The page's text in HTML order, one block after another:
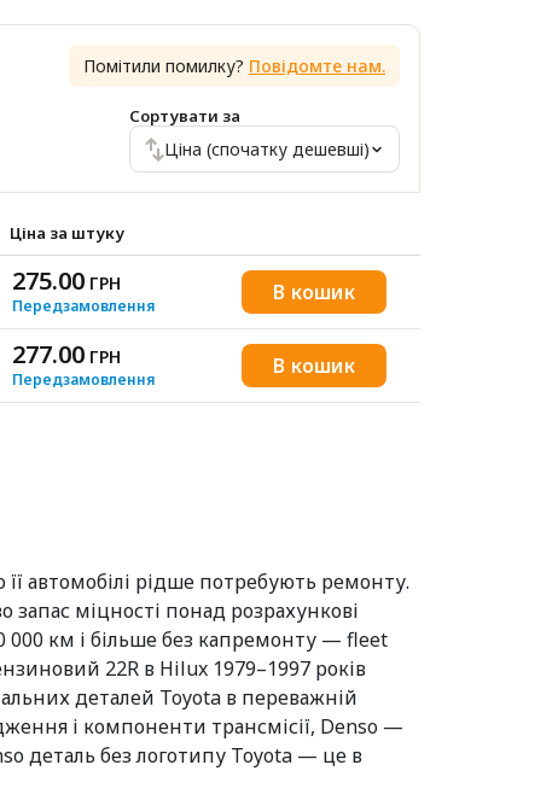
Помітили помилку? Повідомте нам.
Сортувати за
Ціна (спочатку дешевші)
Ціна за штуку
275.00 ГРН
Передзамовлення
В кошик
277.00 ГРН
Передзамовлення
В кошик
автомобілі рідше потребують ремонту.
міцності понад розрахункові
000 км і більше без капремонту — fleet
22R в Hilux 1979–1997 років
деталей Toyota в переважній
і компоненти трансмісії, Denso —
деталь без логотипу Toyota — це в